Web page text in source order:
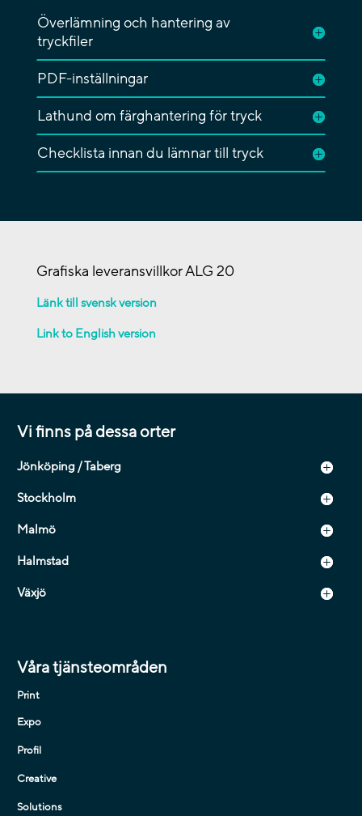
Överlämning och hantering av
tryckfiler
PDF-inställningar
Lathund om färghantering för tryck
Checklista innan du lämnar till tryck
Grafiska leveransvillkor ALG 20
Länk till svensk version
Link to English version
Vi finns på dessa orter
Jönköping / Taberg
Stockholm
Malmö
Halmstad
Växjö
Våra tjänsteområden
Print
Expo
Profil
Creative
Solutions